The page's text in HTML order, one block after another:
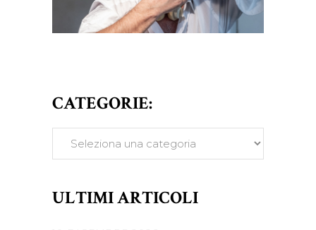
CATEGORIE:
ULTIMI ARTICOLI